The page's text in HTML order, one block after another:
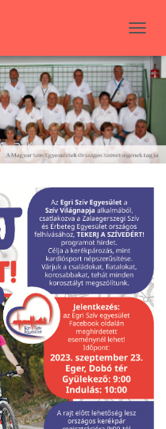
A
V
I
G
Á
C
I
Ó
/
K
P
L
A